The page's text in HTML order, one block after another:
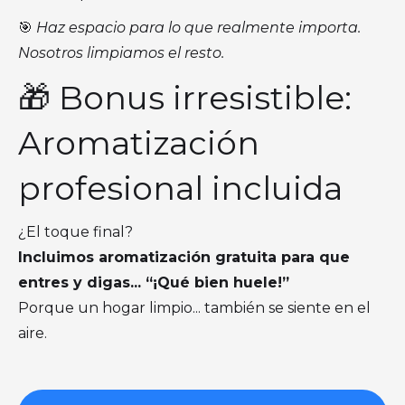
🎯 Haz espacio para lo que realmente importa.
Nosotros limpiamos el resto.
🎁 Bonus irresistible:
Aromatización
profesional incluida
¿El toque final?
Incluimos aromatización gratuita para que
entres y digas... “¡Qué bien huele!”
Porque un hogar limpio... también se siente en el
aire.